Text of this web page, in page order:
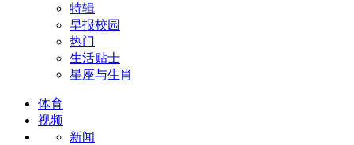
特辑
早报校园
热门
生活贴士
星座与生肖
体育
视频
新闻